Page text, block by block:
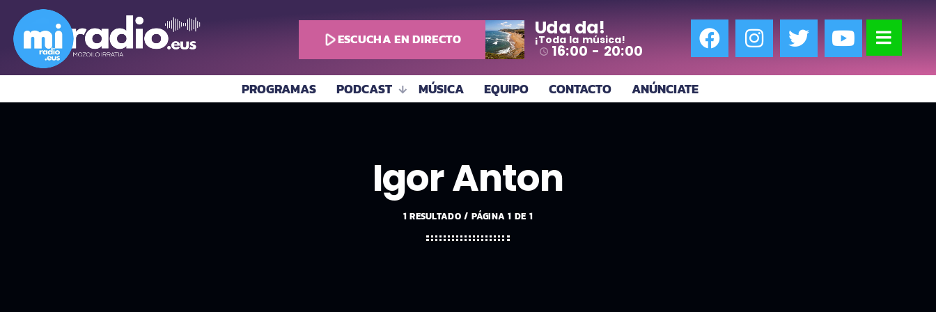
play_arrowESCUCHA EN DIRECTO Uda da!
¡Toda la música!
access_time 16:00 - 20:00
PROGRAMAS PODCAST MÚSICA EQUIPO CONTACTO ANÚNCIATE
Igor Anton
1 RESULTADO / PÁGINA 1 DE 1